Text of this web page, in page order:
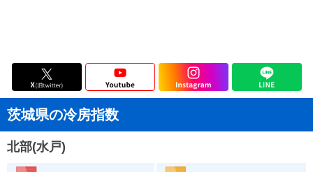
茨城県の冷房指数
北部(水戸)